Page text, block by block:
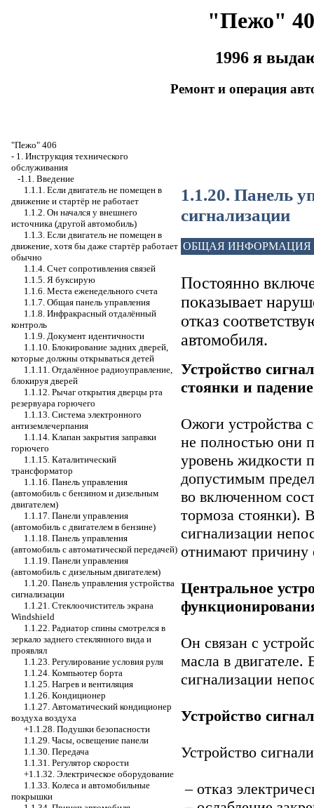
"Пежо"
1996 я
Ремонт и операция
"Пежо" 406
- 1. Инструкция технического
обслуживания
-1.1. Введение
1.1.1. Если двигатель не помещен в
движение и стартёр не работает
1.1.2. Он начался у внешнего
источника (другой автомобиль)
1.1.3. Если двигатель не помещен в
движение, хотя бы даже стартёр работает
обычно
1.1.4. Счет сопротивления связей
1.1.5. Я буксирую
1.1.6. Места еженедельного счета
1.1.7. Общая панель управления
1.1.8. Инфракрасный отдалённый
контроль
1.1.9. Документ идентичности
1.1.10. Блокирование задних дверей,
которые должны открываться детей
1.1.11. Отдалённое радиоуправление,
блокируя дверей
1.1.12. Рычаг открытия дверцы рта
резервуара горючего
1.1.13. Система электронного
антиземлечерпания
1.1.14. Клапан закрытия заправки
горючего
1.1.15. Каталитический
трансформатор
1.1.16. Панель управления
(автомобиль с бензином и дизельным
двигателем)
1.1.17. Панели управления
(автомобиль с двигателем в бензине)
1.1.18. Панель управления
(автомобиль с автоматической передачей)
1.1.19. Панели управления
(автомобиль с дизельным двигателем)
1.1.20. Панель управления устройства
сигнализации
1.1.21. Стеклоочиститель экрана
Windshield
1.1.22. Радиатор спины смотрелся в
зеркало заднего стеклянного вида и
проявлял
1.1.23. Регулирование условия руля
1.1.24. Компьютер борта
1.1.25. Нагрев и вентиляция
1.1.26. Кондиционер
1.1.27. Автоматический кондиционер
воздуха воздуха
+1.1.28. Подушки безопасности
1.1.29. Часы, освещение панели
1.1.30. Передача
1.1.31. Регулятор скорости
+1.1.32. Электрическое оборудование
1.1.33. Колеса и автомобильные
покрышки
1.1.20. Панель
сигнализации
ОБЩАЯ ИНФОРМАЦИЯ
Постоянно
показывает
отказ
автомобиля.
Устройство
стоянки и
Ожоги устройства
не полностью они
уровень жидкости
допустимым
во включенном
тормоза стоянки).
сигнализации
отнимают причину
Центральное
Он связан с
масла в двигателе.
сигнализации
Устройство
Устройство
– отказ